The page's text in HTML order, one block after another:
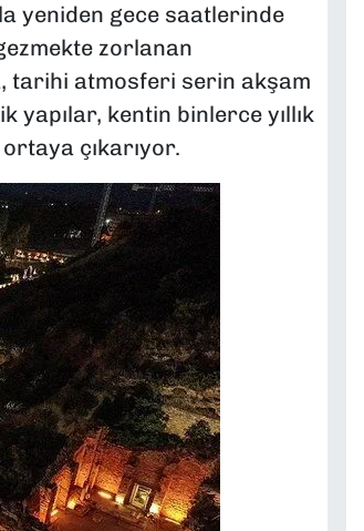
yeniden gece saatlerinde
zorlanan
tarihi atmosferi serin akşam
yapılar, kentin binlerce yıllık
çıkarıyor.